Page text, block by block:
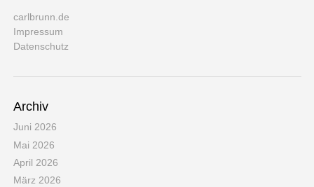
carlbrunn.de
Impressum
Datenschutz
Archiv
Juni 2026
Mai 2026
April 2026
März 2026